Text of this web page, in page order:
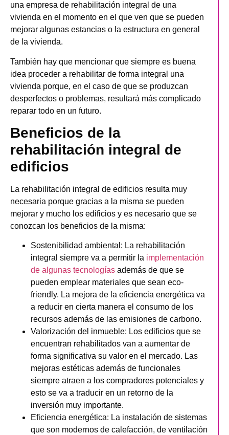
una empresa de rehabilitación integral de una
vivienda en el momento en el que ven que se pueden
mejorar algunas estancias o la estructura en general
de la vivienda.
También hay que mencionar que siempre es buena
idea proceder a rehabilitar de forma integral una
vivienda porque, en el caso de que se produzcan
desperfectos o problemas, resultará más complicado
reparar todo en un futuro.
Beneficios de la
rehabilitación integral de
edificios
La rehabilitación integral de edificios resulta muy
necesaria porque gracias a la misma se pueden
mejorar y mucho los edificios y es necesario que se
conozcan los beneficios de la misma:
Sostenibilidad ambiental : La rehabilitación
integral siempre va a permitir la implementación
de algunas tecnologías además de que se
pueden emplear materiales que sean eco-
friendly. La mejora de la eficiencia energética va
a reducir en cierta manera el consumo de los
recursos además de las emisiones de carbono.
Valorización del inmueble: Los edificios que se
encuentran rehabilitados van a aumentar de
forma significativa su valor en el mercado. Las
mejoras estéticas además de funcionales
siempre atraen a los compradores potenciales y
esto se va a traducir en un retorno de la
inversión muy importante.
Eficiencia energética: La instalación de sistemas
que son modernos de calefacción, de ventilación